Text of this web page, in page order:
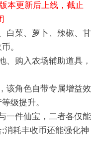
本更新后上线，截止
白菜、萝卜、辣椒、甘
。
、购入农场辅助道具，
该角色自带专属增益效
级提升。
一件仙宝，二者各仅能
消耗丰收币还能强化神